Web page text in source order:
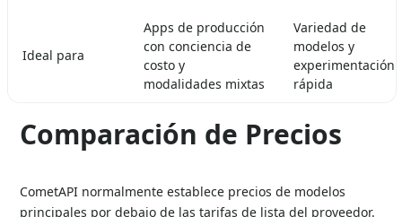
Ideal para
Apps de producción
con conciencia de
costo y
modalidades mixtas
Variedad de
modelos y
experimentación
rápida
Comparación de Precios
CometAPI normalmente establece precios de modelos
principales por debajo de las tarifas de lista del proveedor.